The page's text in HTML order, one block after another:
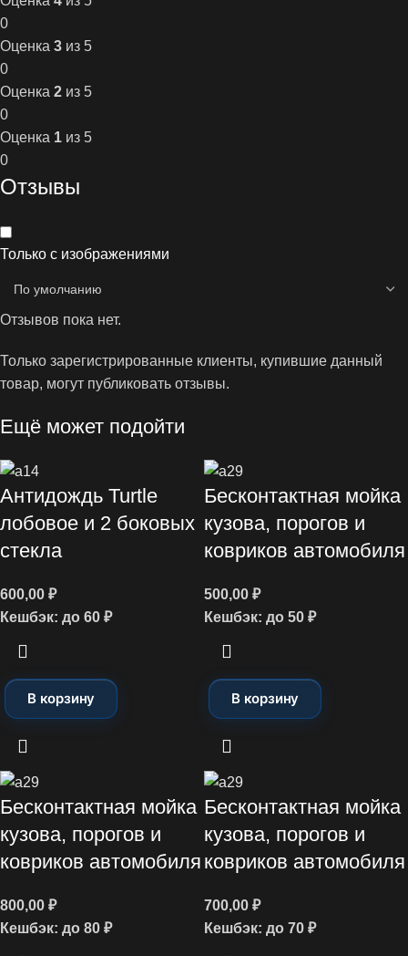
0
Оценка 3 из 5
0
Оценка 2 из 5
0
Оценка 1 из 5
0
Отзывы
Только с изображениями
Отзывов пока нет.
Только зарегистрированные клиенты, купившие данный
товар, могут публиковать отзывы.
Ещё может подойти
Антидождь Turtle
лобовое и 2 боковых
стекла
600,00 ₽
Кешбэк: до 60 ₽
В корзину
Бесконтактная мойка
кузова, порогов и
ковриков автомобиля
500,00 ₽
Кешбэк: до 50 ₽
В корзину
Бесконтактная мойка
кузова, порогов и
ковриков автомобиля
800,00 ₽
Кешбэк: до 80 ₽
Бесконтактная мойка
кузова, порогов и
ковриков автомобиля
700,00 ₽
Кешбэк: до 70 ₽